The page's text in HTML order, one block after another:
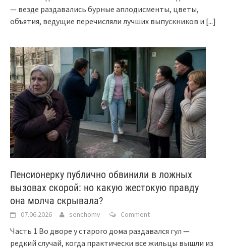
— везде раздавались бурные аплодисменты, цветы,
объятия, ведущие перечисляли лучших выпускников и [...]
Пенсионерку публично обвинили в ложных
вызовах скорой: но какую жестокую правду
она молча скрывала?
07.06.2026 senchomv Comment
Часть 1 Во дворе у старого дома раздавался гул —
редкий случай, когда практически все жильцы вышли из